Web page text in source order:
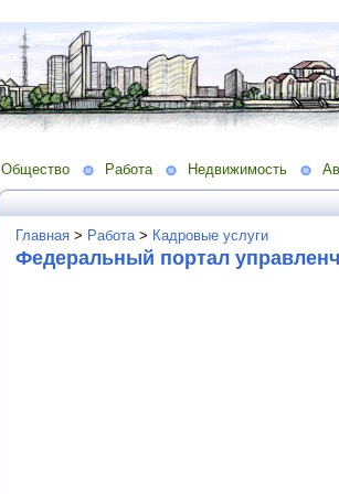
Общество Работа Недвижимость
Главная > Работа > Кадровые услуги
Федеральный портал